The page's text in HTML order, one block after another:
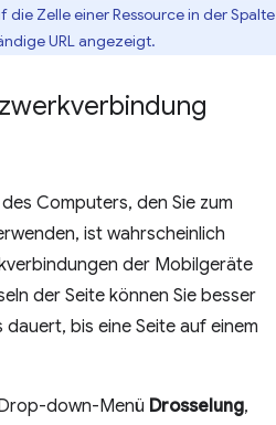
die Zelle einer Ressource in der Spalte
URL angezeigt.
Computers, den Sie zum
ist wahrscheinlich
der Mobilgeräte
der Seite können Sie besser
bis eine Seite auf einem
down-Menü Drosselung,